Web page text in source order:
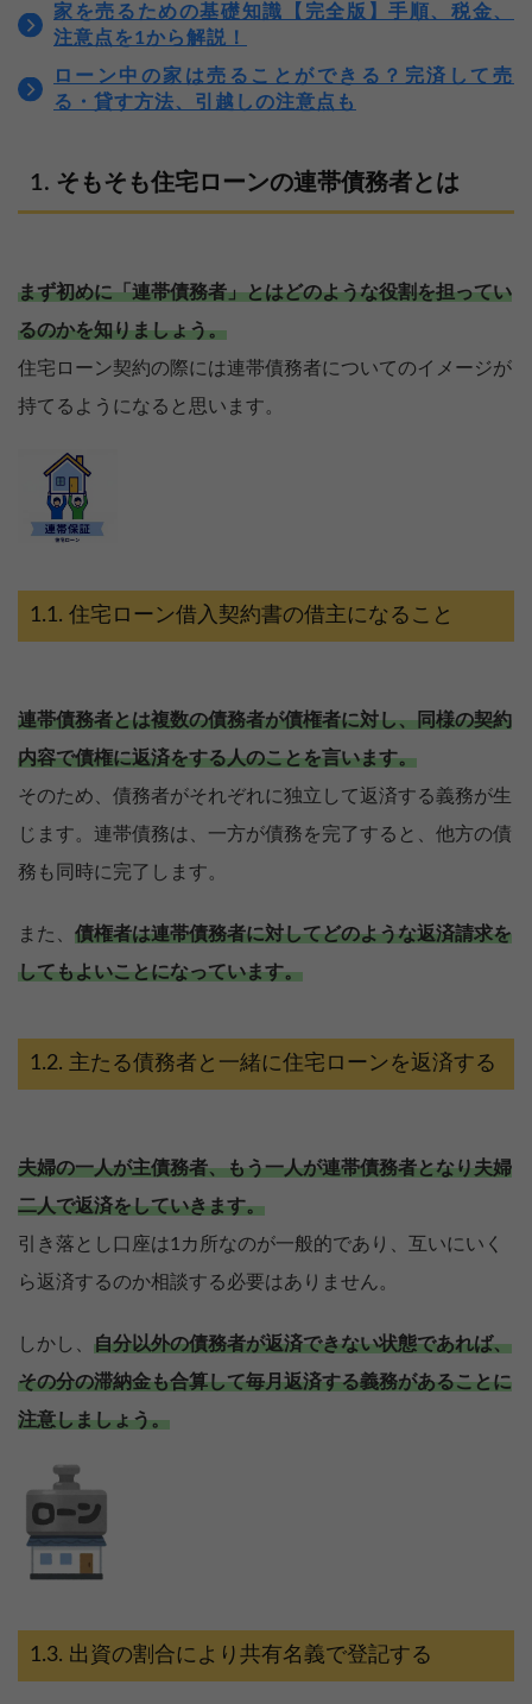
家を売るための基礎知識【完全版】手順、税金、
注意点を1から解説！
ローン中の家は売ることができる？完済して売
る・貸す方法、引越しの注意点も
そもそも住宅ローンの連帯債務者とは
まず初めに「連帯債務者」とはどのような役割を担ってい
るのかを知りましょう。
住宅ローン契約の際には連帯債務者についてのイメージが
持てるようになると思います。
住宅ローン借入契約書の借主になること
連帯債務者とは複数の債務者が債権者に対し、同様の契約
内容で債権に返済をする人のことを言います。
そのため、債務者がそれぞれに独立して返済する義務が生
じます。連帯債務は、一方が債務を完了すると、他方の債
務も同時に完了します。
また、 債権者は連帯債務者に対してどのような返済請求を
してもよいことになっています。
主たる債務者と一緒に住宅ローンを返済する
夫婦の一人が主債務者、もう一人が連帯債務者となり夫婦
二人で返済をしていきます。
引き落とし口座は1カ所なのが一般的であり、互いにいく
ら返済するのか相談する必要はありません。
しかし、 自分以外の債務者が返済できない状態であれば、
その分の滞納金も合算して毎月返済する義務があることに
注意しましょう。
出資の割合により共有名義で登記する